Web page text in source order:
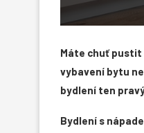
Máte chuť pustit
vybavení bytu
bydlení ten
Bydlení s